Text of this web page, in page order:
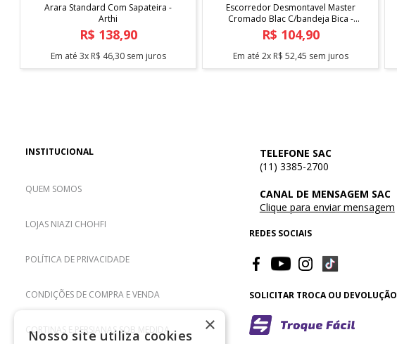
Arara Standard Com Sapateira -
Arthi
R$ 138,90
Em até 3x R$ 46,30sem juros
Escorredor Desmontavel Master
Cromado Blac C/bandeja Bica -
Arthi
R$ 104,90
Em até 2x R$ 52,45 sem juros
INSTITUCIONAL
QUEM SOMOS
LOJAS NIAZI CHOHFI
POLÍTICA DE PRIVACIDADE
CONDIÇÕES DE COMPRA E VENDA
CORTINAS E PERSIANAS SOB MEDIDA
TELEFONE SAC
(11) 3385-2700
CANAL DE MENSAGEM SAC
Clique para enviar mensagem
REDES SOCIAIS
SOLICITAR TROCA OU DEVOLUÇÃO
×
Nosso site utiliza cookies